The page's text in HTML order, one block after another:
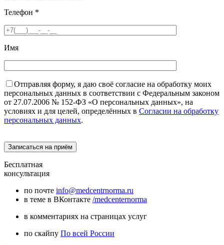
Телефон *
Имя
Отправляя форму, я даю своё согласие на обработку моих
персональных данных в соответствии с Федеральным законом
от 27.07.2006 № 152-ФЗ «О персональных данных», на
условиях и для целей, определённых в Согласии на обработку
персональных данных.
Бесплатная
консультация
по почте info@medcentrnorma.ru
в теме в ВКонтакте /medcenternorma
в комментариях на страницах услуг
по скайпу По всей России